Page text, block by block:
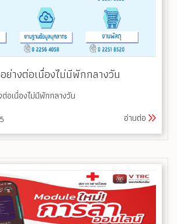
ย่างต่อเนื่องไม่มีพักกลางวัน
ต่อเนื่องไม่มีพักกลางวัน
อ่านต่อ